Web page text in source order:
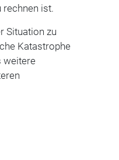
ist.
Situation zu
Katastrophe
weitere